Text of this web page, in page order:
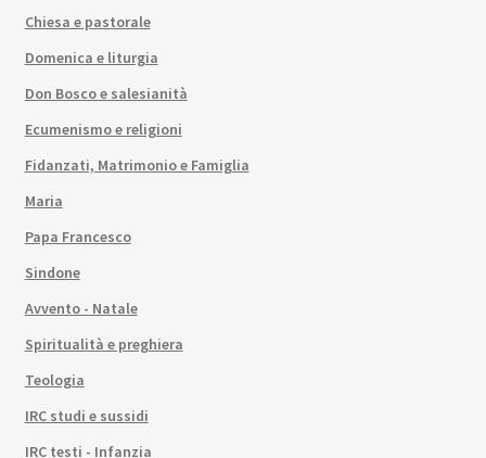
Chiesa e pastorale
Domenica e liturgia
Don Bosco e salesianità
Ecumenismo e religioni
Fidanzati, Matrimonio e Famiglia
Maria
Papa Francesco
Sindone
Avvento - Natale
Spiritualità e preghiera
Teologia
IRC studi e sussidi
IRC testi - Infanzia